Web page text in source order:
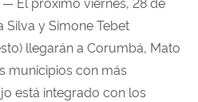
Silva y Simone Tebet
llegarán a Corumbá, Mato
municipios con más
está integrado con los